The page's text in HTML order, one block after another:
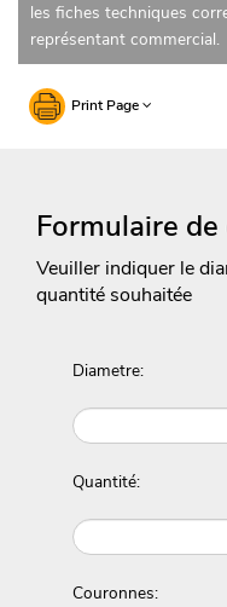
les fiches techniques
représentant commercial.
Print Page
Formulaire
Veuiller indiquer le
quantité souhaitée
Diametre:
Quantité:
Couronnes: